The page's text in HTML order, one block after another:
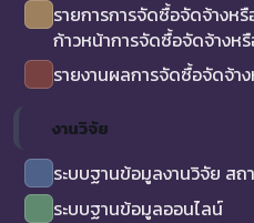
รายการการจัดซื้อจัดจ้างห
ก้าวหน้าการจัดซื้อจัดจ้างห
รายงานผลการจัดซื้อจัดจ้า
งานวิจัย
ระบบฐานข้อมูลงานวิจัย ส
ระบบฐานข้อมูลออนไลน์